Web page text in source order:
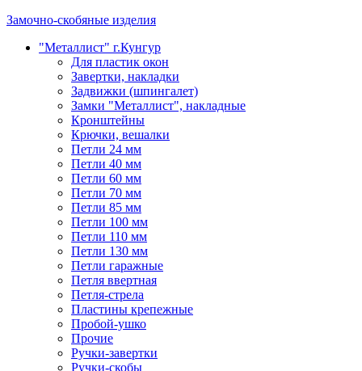
Замочно-скобяные изделия
"Металлист" г.Кунгур
Для пластик окон
Завертки, накладки
Задвижки (шпингалет)
Замки "Металлист", накладные
Кронштейны
Крючки, вешалки
Петли 24 мм
Петли 40 мм
Петли 60 мм
Петли 70 мм
Петли 85 мм
Петли 100 мм
Петли 110 мм
Петли 130 мм
Петли гаражные
Петля ввертная
Петля-стрела
Пластины крепежные
Пробой-ушко
Прочие
Ручки-завертки
Ручки-скобы